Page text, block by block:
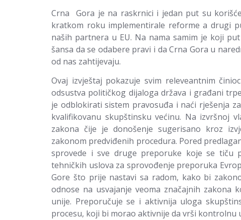
Crna Gora je na raskrnici i jedan put su
kratkom roku implementirale reforme a drugi
naših partnera u EU. Na nama samim je koji
šansa da se odabere pravi i da Crna Gora u
od nas zahtijevaju.
Ovaj izvještaj pokazuje svim releveantnim
odsustva političkog dijaloga država i građani
je odblokirati sistem pravosuđa i naći rješenja
kvalifikovanu skupštinsku većinu. Na izvršnoj
zakona čije je donošenje sugerisano kroz
zakonom predviđenih procedura. Pored
sprovede i sve druge preporuke koje se tiču
tehničkih uslova za sprovođenje preporuka
Gore što prije nastavi sa radom, kako bi
odnose na usvajanje veoma značajnih zakona
unije. Preporučuje se i aktivnija uloga
procesu, koji bi morao aktivnije da vrši kontrolnu